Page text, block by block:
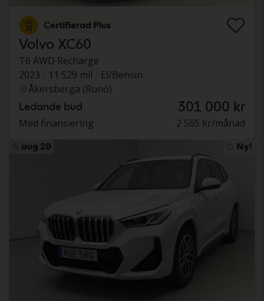
Certifierad Plus
Volvo XC60
T6 AWD Recharge
2023
11 529 mil
El/Bensin
Åkersberga (Runö)
Ledande bud 301 000 kr
Med finansiering 2 565 kr/månad
aug 20 Ny!